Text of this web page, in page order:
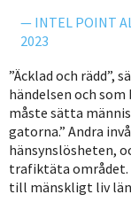
— INTEL POINT
2023
”Äcklad och rädd”,
händelsen och
måste sätta
gatorna.” Andra
hänsynslösheten,
trafiktäta området.
till mänskligt liv